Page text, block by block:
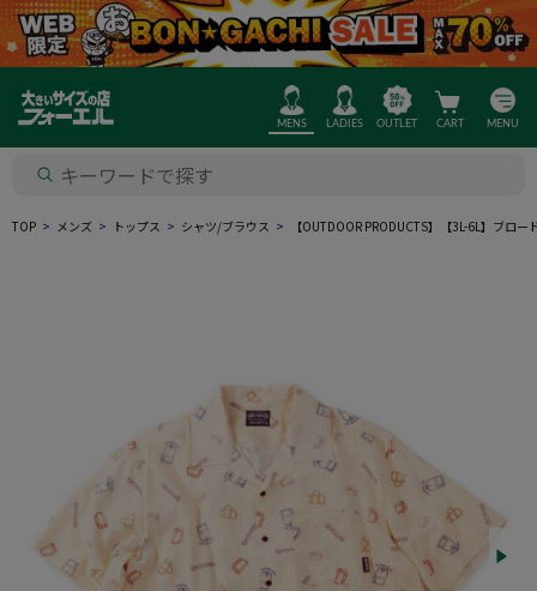
MENS LADIES OUTLET CART MENU
TOP メンズ トップス シャツ/ブラウス 【OUTDOOR PRODUCTS】【3L-6L】ブ